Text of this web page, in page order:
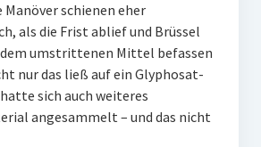
Manöver schienen eher
als die Frist ablief und Brüssel
umstrittenen Mittel befassen
nur das ließ auf ein Glyphosat-
sich auch weiteres
angesammelt – und das nicht